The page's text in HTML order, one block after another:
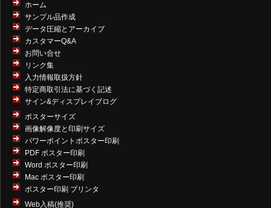
ホーム
サンプル品作成
データ圧縮とアーカイブ
カスタマーQ&A
お問い合せ
リンク集
入力情報取扱方針
特定商取引法に基づく記述
サイン&ディスプレイブログ
ポスターサイズ
画像解像度と印刷サイズ
パワーポイントポスター印刷
PDF ポスター印刷
Word ポスター印刷
Mac ポスター印刷
ポスター印刷 プリンタ
Web入稿(推奨)